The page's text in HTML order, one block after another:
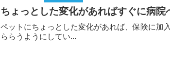
ちょっとした変化があればすぐに病院
ペットにちょっとした変化があれば、保険に加
ららうようにしてい...